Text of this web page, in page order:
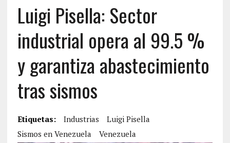
Luigi Pisella: Sector
industrial opera al 99.5 %
y garantiza abastecimiento
tras sismos
Etiquetas: Industrias
Luigi Pisella
Sismos en Venezuela
Venezuela